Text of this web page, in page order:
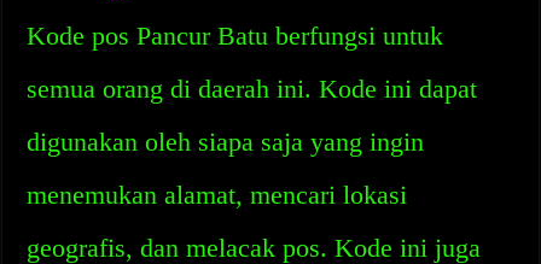
Kode pos Pancur Batu berfungsi untuk
semua orang di daerah ini. Kode ini dapat
digunakan oleh siapa saja yang ingin
menemukan alamat, mencari lokasi
geografis, dan melacak pos. Kode ini juga